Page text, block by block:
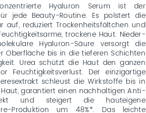
Hyaluron Serum ist der
jede Beauty-Routine. Es polstert die
auf, reduziert Trockenheitsfältchen und
trockene Haut. Nieder-
Hyaluron-Säure versorgt die
Oberfläche bis in die tieferen Schichten
Urea schützt die Haut den ganzen
Feuchtigkeitsverlust. Der einzigartige
schleust die Wirkstoffe bis in
Haut, garantiert einen nachhaltigen Anti-
und steigert die hauteigene
Produktion um 48%*. Das leichte